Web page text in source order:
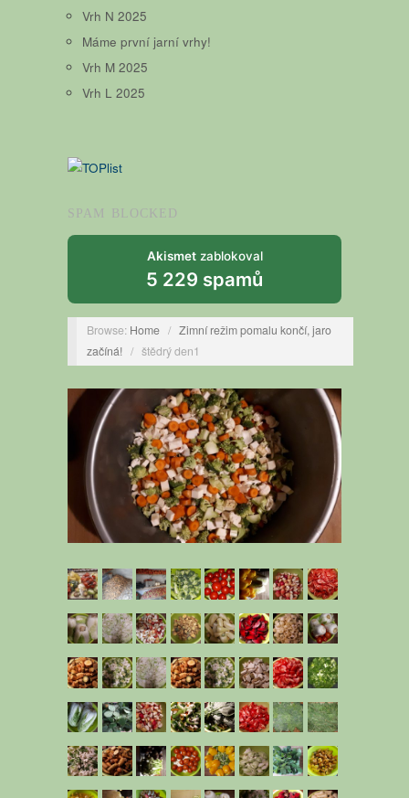
Vrh N 2025
Máme první jarní vrhy!
Vrh M 2025
Vrh L 2025
SPAM BLOCKED
Akismetzablokoval
5 229 spamů
Browse: Home / Zimní režim pomalu končí, jaro
začíná! / štědrý den1